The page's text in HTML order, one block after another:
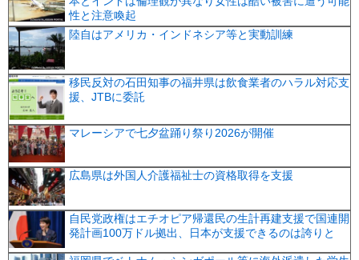
性と注意喚起
陸自はアメリカ・インドネシア等と実動訓練
移民反対の石田知事の福井県は飲食業者のハラル対応支
援、JTBに委託
マレーシアで七夕盆踊り祭り2026が開催
広島県は外国人介護福祉士の資格取得を支援
自民党政権はエチオピア帰還民の生計再建支援で国連開
発計画100万ドル拠出、日本が支援できるのは誇りと